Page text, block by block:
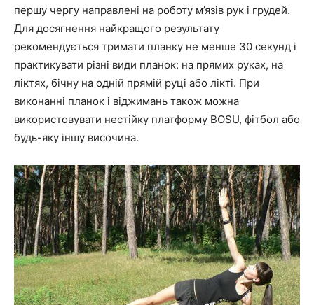
першу чергу направлені на роботу м’язів рук і грудей.
Для досягнення найкращого результату
рекомендується тримати планку не менше 30 секунд і
практикувати різні види планок: на прямих руках, на
ліктях, бічну на одній прямій руці або лікті. При
виконанні планок і віджимань також можна
використовувати нестійку платформу BOSU, фітбол або
будь-яку іншу височина.